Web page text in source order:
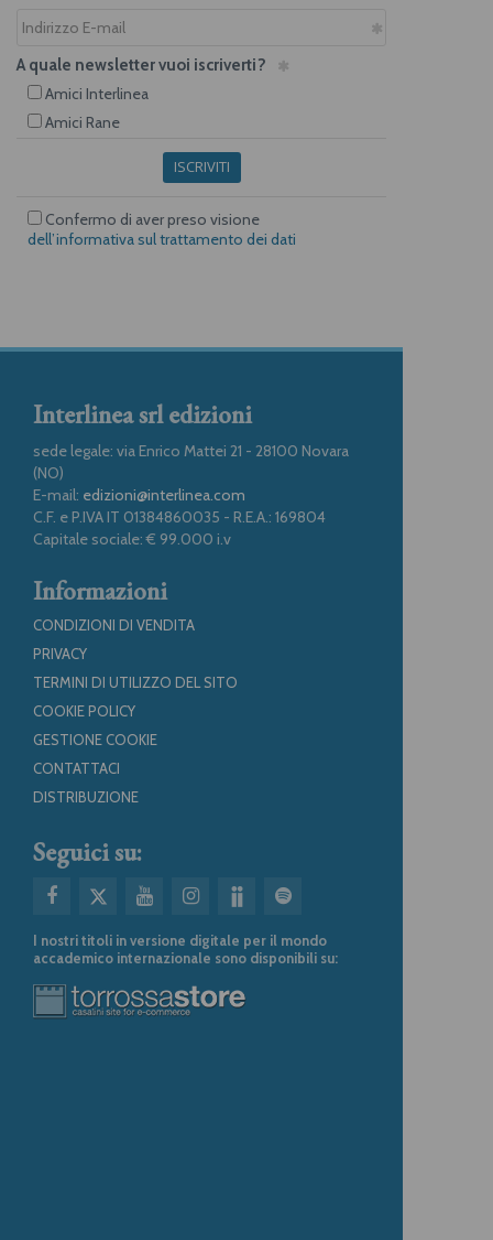
A quale newsletter vuoi iscriverti?
Amici Interlinea
Amici Rane
ISCRIVITI
Confermo di aver preso visione
dell’informativa sul trattamento dei dati
Interlinea srl edizioni
sede legale: via Enrico Mattei 21 - 28100 Novara
(NO)
E-mail: edizioni@interlinea.com
C.F. e P.IVA IT 01384860035 - R.E.A.: 169804
Capitale sociale: € 99.000 i.v
Informazioni
CONDIZIONI DI VENDITA
PRIVACY
TERMINI DI UTILIZZO DEL SITO
COOKIE POLICY
GESTIONE COOKIE
CONTATTACI
DISTRIBUZIONE
Seguici su:
I nostri titoli in versione digitale per il mondo
accademico internazionale sono disponibili su: